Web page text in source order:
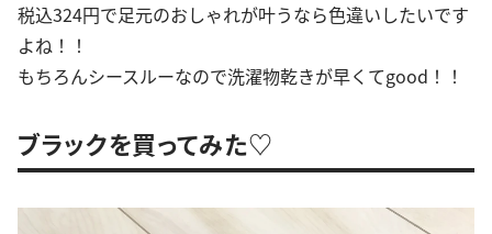
税込324円で足元のおしゃれが叶うなら色違いしたいです
よね！！
もちろんシースルーなので洗濯物乾きが早くてgood！！
ブラックを買ってみた♡